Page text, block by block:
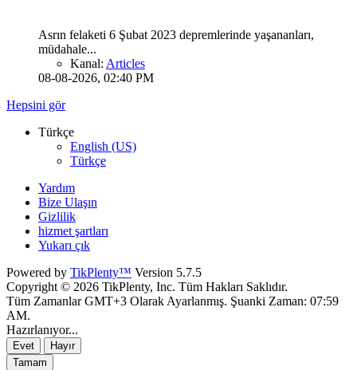
Asrın felaketi 6 Şubat 2023 depremlerinde yaşananları,
müdahale...
Kanal: Articles
08-08-2026, 02:40 PM
Hepsini gör
Türkçe
English (US)
Türkçe
Yardım
Bize Ulaşın
Gizlilik
hizmet şartları
Yukarı çık
Powered by TikPlenty™ Version 5.7.5
Copyright © 2026 TikPlenty, Inc. Tüm Hakları Saklıdır.
Tüm Zamanlar GMT+3 Olarak Ayarlanmış. Şuanki Zaman: 07:59
AM.
Hazırlanıyor...
Evet
Hayır
Tamam